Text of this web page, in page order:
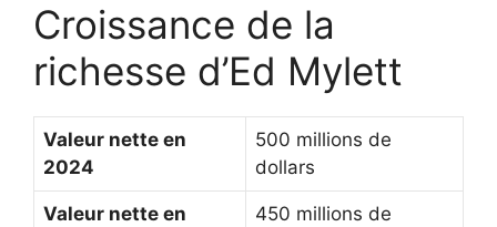
Croissance de la
richesse d’Ed Mylett
Valeur nette en
2024
500 millions de
dollars
Valeur nette en
450 millions de